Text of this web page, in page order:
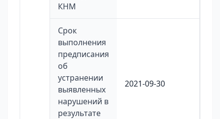
КНМ
Срок
выполнения
предписания
об
устранении
выявленных
нарушений в
результате
2021-09-30